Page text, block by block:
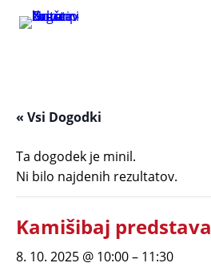
« Vsi Dogodki
Ta dogodek je minil.
Ni bilo najdenih rezultatov.
Kamišibaj predstava
8. 10. 2025 @ 10:00– 11:30